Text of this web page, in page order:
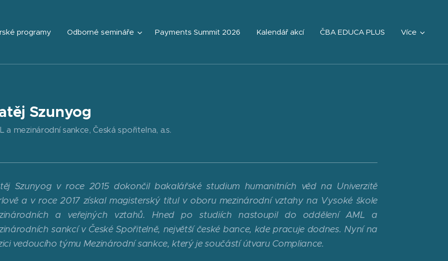
programy Odborné semináře Payments Summit 2026 Kalendář akcí ČBA EDUCA PLUS Více
Szunyog
a mezinárodní sankce, Česká spořitelna, a.s.
Szunyog v roce 2015 dokončil bakalářské studium humanitních věd na Univerzitě
a v roce 2017 získal magisterský titul v oboru mezinárodní vztahy na Vysoké škole
a veřejných vztahů. Hned po studiích nastoupil do oddělení AML a
sankcí v České Spořitelně, největší české bance, kde pracuje dodnes. Nyní na
vedoucího týmu Mezinárodní sankce, který je součástí útvaru Compliance.